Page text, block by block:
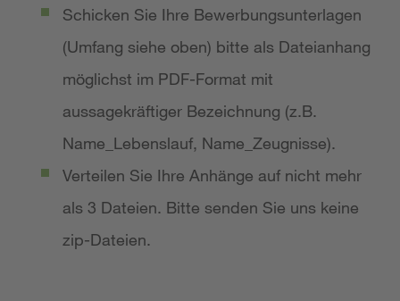
Schicken Sie Ihre Bewerbungsunterlagen
(Umfang siehe oben) bitte als Dateianhang
möglichst im PDF-Format mit
aussagekräftiger Bezeichnung (z.B.
Name_Lebenslauf, Name_Zeugnisse).
Verteilen Sie Ihre Anhänge auf nicht mehr
als 3 Dateien. Bitte senden Sie uns keine
zip-Dateien.